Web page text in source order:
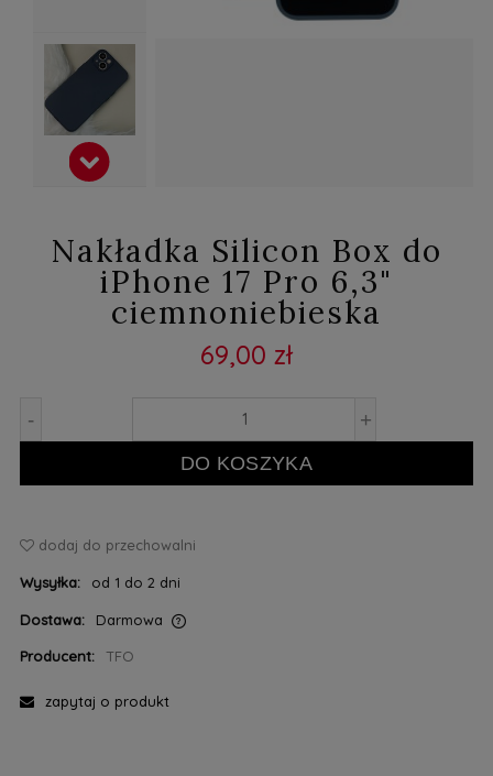
Nakładka Silicon Box do
iPhone 17 Pro 6,3"
ciemnoniebieska
69,00 zł
- +
DO KOSZYKA
dodaj do przechowalni
Wysyłka: od 1 do 2 dni
Dostawa:
Darmowa
Producent:
TFO
zapytaj o produkt